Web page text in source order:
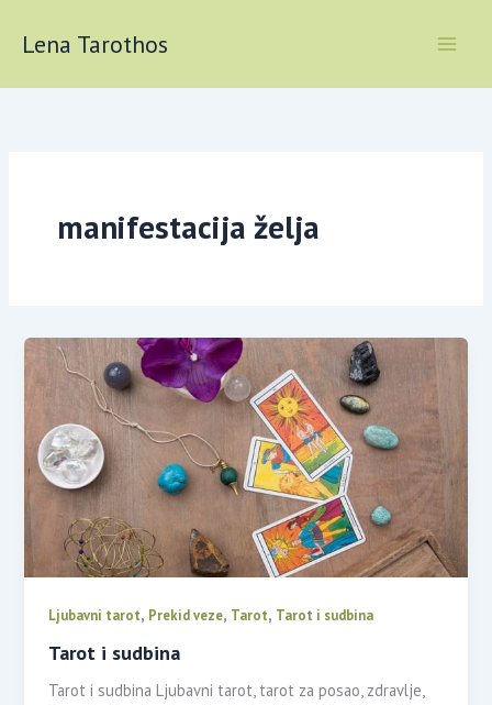
Lena Tarothos
manifestacija želja
Ljubavni tarot, Prekid veze, Tarot, Tarot i sudbina
Tarot i sudbina
Tarot i sudbina Ljubavni tarot, tarot za posao, zdravlje,